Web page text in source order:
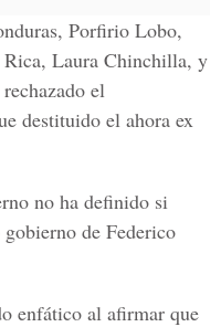
Porfirio Lobo,
Laura Chinchilla, y
el
destituido el ahora ex
no ha definido si
de Federico
enfático al afirmar que